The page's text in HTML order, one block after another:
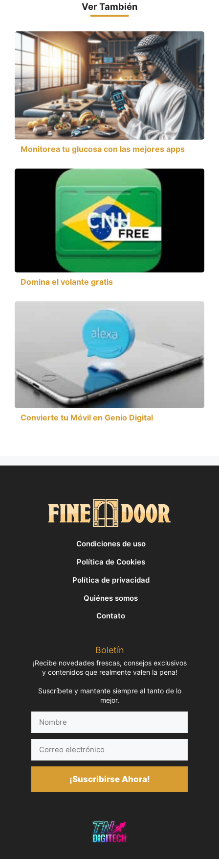
Ver También
Monitorea tu glucosa con las mejores apps
Domina el volante gratis
Convierte tu Móvil en Genio Digital
Condiciones de uso
Política de Cookies
Política de privacidad
Quiénes somos
Contato
Boletín
¡Recibe novedades frescas, consejos exclusivos
y contenidos que realmente valen la pena!
Suscríbete y mantente siempre al tanto de lo
mejor.
electrónico
¡Suscribirse Ahora!